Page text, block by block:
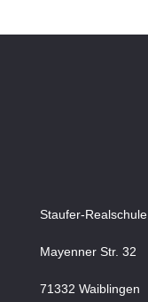
Staufer-Realschule
Mayenner Str. 32
71332 Waiblingen